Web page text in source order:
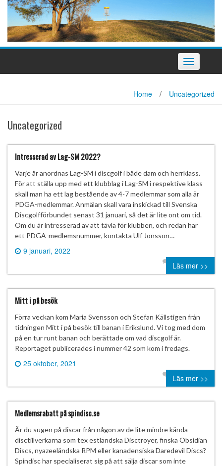
Slå
på/av
navigering
Home / Uncategorized
Uncategorized
Intresserad av Lag-SM 2022?
Varje år anordnas Lag-SM i discgolf i både dam och herrklass.
För att ställa upp med ett klubblag i Lag-SM i respektive klass
skall man ha ett lag bestående av 4-7 medlemmar som alla är
PDGA-medlemmar. Anmälan skall vara inskickad till Svenska
Discgolfförbundet senast 31 januari, så det är lite ont om tid.
Om du är intresserad av att tävla för klubben, och redan har
ett PDGA-medlemsnummer, kontakta Ulf Jonsson…
9 januari, 2022
0 comment
Läs mer >>
Mitt i på besök
Förra veckan kom Maria Svensson och Stefan Källstigen från
tidningen Mitt i på besök till banan i Erikslund. Vi tog med dom
på en tur runt banan och berättade om vad discgolf är.
Reportaget publicerades i nummer 42 som kom i fredags.
25 oktober, 2021
0 comment
Läs mer >>
Medlemsrabatt på spindisc.se
Är du sugen på discar från någon av de lite mindre kända
disctillverkarna som tex estländska Disctroyer, finska Obsidian
Discs, nyazeeländska RPM eller kanadensiska Daredevil Discs?
Spindisc har specialiserat sig på att sälja discar som inte